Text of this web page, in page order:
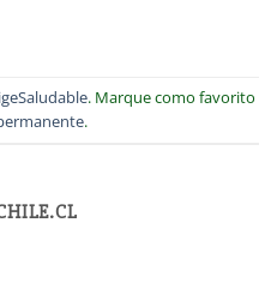
. Marque como favorito
.